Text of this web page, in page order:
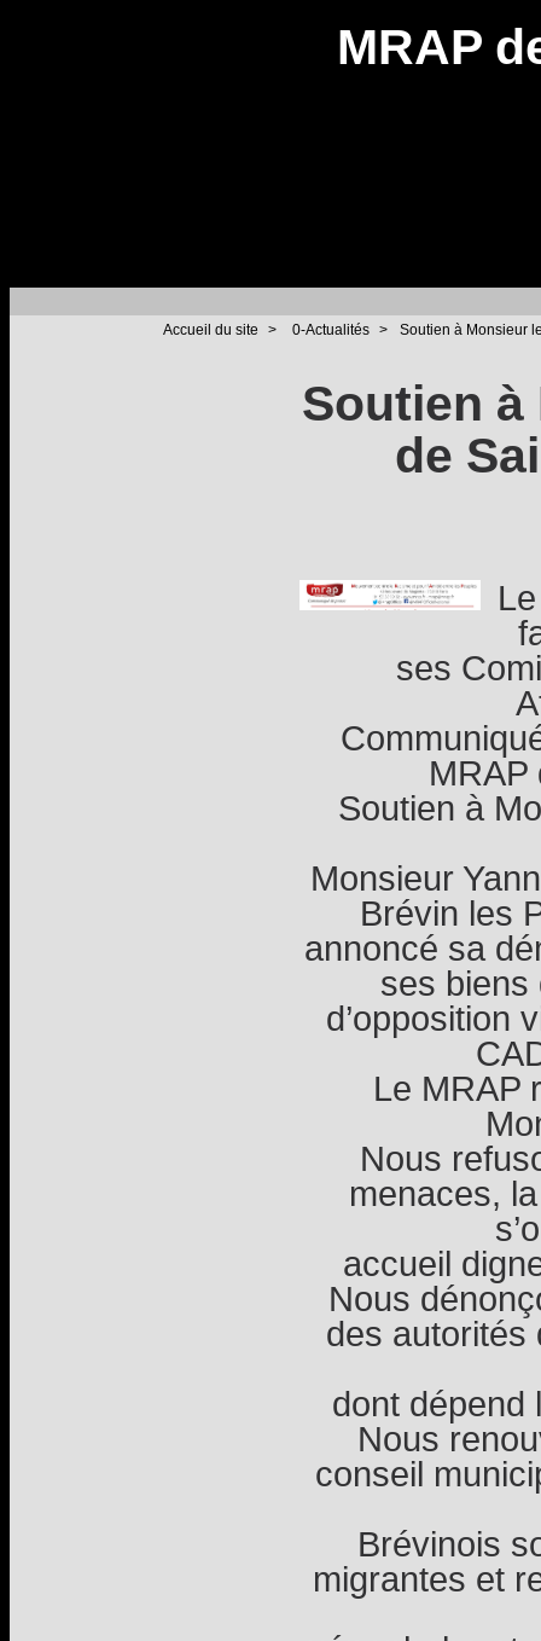
MRAP
Accueil du site > 0-Actualités > Soutien à Monsieur
Soutien à
de
ses
MRAP
Soutien à
Monsieur
Brévin les
annoncé sa
ses biens
d’opposition
Le MRAP
Nous
menaces,
accueil
Nous
des autorités
dont dépend
Nous
conseil
Brévinois
migrantes et